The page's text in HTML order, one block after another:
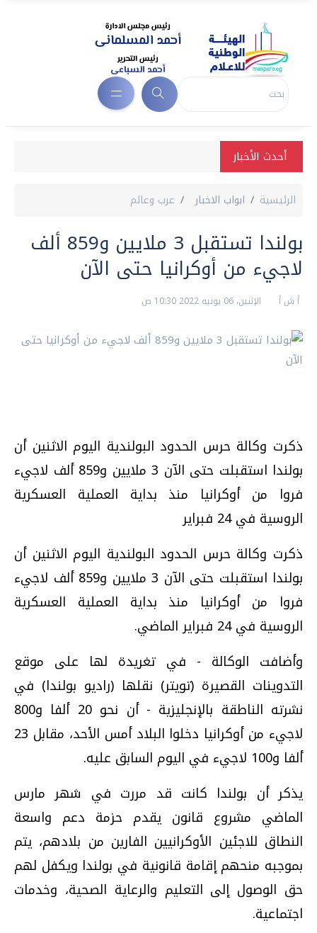
أحدث الأخبار
الرئيسية ابواب الاخبار عرب وعالم
بولندا تستقبل 3 ملايين و859 ألف
لاجيء من أوكرانيا حتى الآن
أ ش أ الإثنين، 06 يونيه 2022 10:30 ص
ذكرت وكالة حرس الحدود البولندية اليوم الاثنين أن
بولندا استقبلت حتى الآن 3 ملايين و859 ألف لاجيء
فروا من أوكرانيا منذ بداية العملية العسكرية
الروسية في 24 فبراير
ذكرت وكالة حرس الحدود البولندية اليوم الاثنين أن
بولندا استقبلت حتى الآن 3 ملايين و859 ألف لاجيء
فروا من أوكرانيا منذ بداية العملية العسكرية
الروسية في 24 فبراير الماضي.
وأضافت الوكالة - في تغريدة لها على موقع
التدوينات القصيرة (تويتر) نقلها (راديو بولندا) في
نشرته الناطقة بالإنجليزية - أن نحو 20 ألفا و800
لاجيء من أوكرانيا دخلوا البلاد أمس الأحد، مقابل 23
ألفا و100 لاجيء في اليوم السابق عليه.
يذكر أن بولندا كانت قد مررت في شهر مارس
الماضي مشروع قانون يقدم حزمة دعم واسعة
النطاق للاجئين الأوكرانيين الفارين من بلادهم، يتم
بموجبه منحهم إقامة قانونية في بولندا ويكفل لهم
حق الوصول إلى التعليم والرعاية الصحية، وخدمات
اجتماعية.